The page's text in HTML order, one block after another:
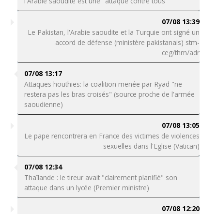
07/08 13:39
Le Pakistan, l'Arabie saoudite et la Turquie ont signé un
accord de défense (ministère pakistanais) stm-
ceg/thm/adr
07/08 13:17
Attaques houthies: la coalition menée par Ryad "ne
restera pas les bras croisés" (source proche de l'armée
saoudienne)
07/08 13:05
Le pape rencontrera en France des victimes de violences
sexuelles dans l'Eglise (Vatican)
07/08 12:34
Thaïlande : le tireur avait "clairement planifié" son
attaque dans un lycée (Premier ministre)
07/08 12:20